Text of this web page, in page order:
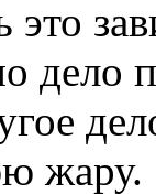
это
дело
жару.